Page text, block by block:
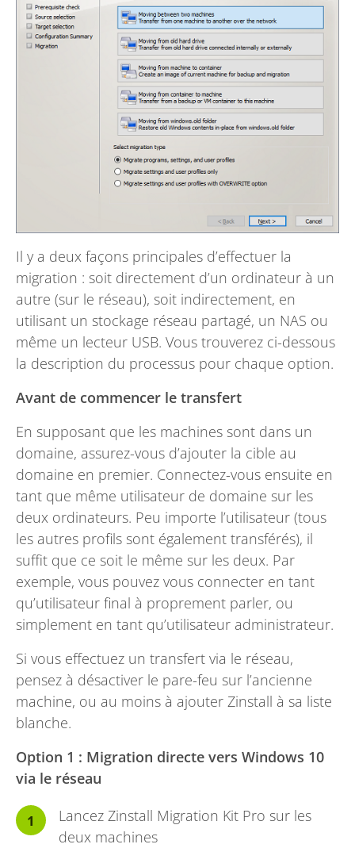
Il y a deux façons principales d’effectuer la
migration : soit directement d’un ordinateur à un
autre (sur le réseau), soit indirectement, en
utilisant un stockage réseau partagé, un NAS ou
même un lecteur USB. Vous trouverez ci-dessous
la description du processus pour chaque option.
Avant de commencer le transfert
En supposant que les machines sont dans un
domaine, assurez-vous d’ajouter la cible au
domaine en premier. Connectez-vous ensuite en
tant que même utilisateur de domaine sur les
deux ordinateurs. Peu importe l’utilisateur (tous
les autres profils sont également transférés), il
suffit que ce soit le même sur les deux. Par
exemple, vous pouvez vous connecter en tant
qu’utilisateur final à proprement parler, ou
simplement en tant qu’utilisateur administrateur.
Si vous effectuez un transfert via le réseau,
pensez à désactiver le pare-feu sur l’ancienne
machine, ou au moins à ajouter Zinstall à sa liste
blanche.
Option 1 : Migration directe vers Windows 10
via le réseau
Lancez Zinstall Migration Kit Pro sur les
deux machines